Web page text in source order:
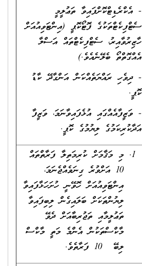
- އެކްރެޑިޓްކޮށްފައިވާ ތަޢުލީމީ
ސެޓްފިކެޓްތަކުގެ ފޮޓޯކޮޕީ (އިންޓަވިއުއަށް
ހާޒިރުވާއިރު، ސެޓްފިކެޓްތައް އަސްލާ
އެއްގޮތްތޯ ބެލޭނެއެވެ.)
- ދިވެހި ރައްޔަތެއްކަން އަންގާދޭ ކާޑު
ކޮޕީ.
- ވަޒީފާއެއްގައި އުޅެފައިވާނަމަ، ވަޒީފާ
އަދާކުރިކަމުގެ ލިޔުމުގެ ކޮޕީ.
މި މަޤާމަށް ކުރިމަތިލާ ފަރާތްތައް
10 އަށްވުރެ ގިނަވެއްޖެނަމަ،
އިންޓަވިއުއަށް ހޮވޭނީ ހުށަހަޅާފައިވާ
ލިޔުންތަކަށް ބަލައިގެން ލިބިފައިވާ
ތަޢުލީމާއި ތަޖުރިބާއަށް ދެވޭ
މާކްސްތަކުން އެންމެ މަތީ މާކްސް
ލިބޭ 10 ފަރާތެވެ.